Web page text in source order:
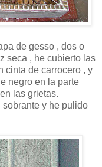
de gesso , dos o
seca , he cubierto las
cinta de carrocero , y
negro en la parte
las grietas.
sobrante y he pulido